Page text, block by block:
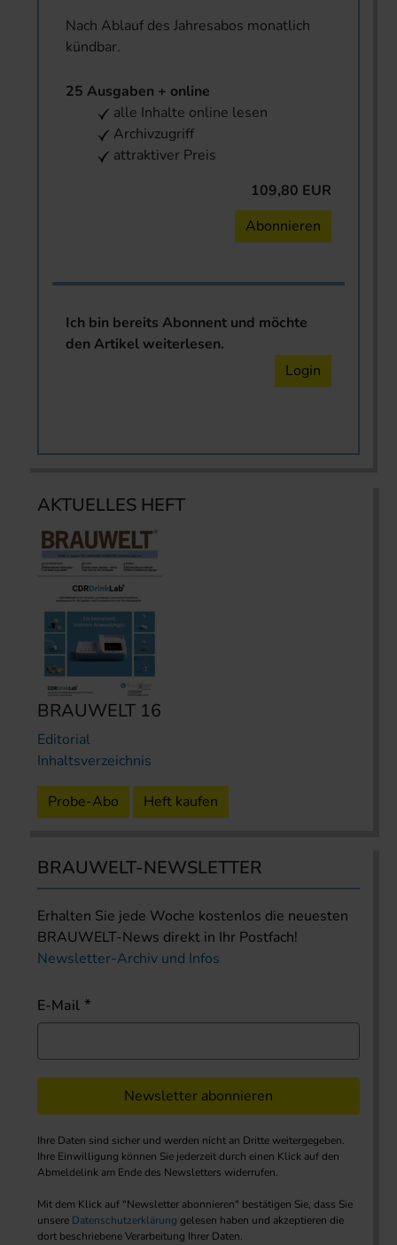
Nach Ablauf des Jahresabos monatlich
kündbar.
25 Ausgaben + online
alle Inhalte online lesen
Archivzugriff
attraktiver Preis
109,80 EUR
Abonnieren
Ich bin bereits Abonnent und möchte
den Artikel weiterlesen.
Login
AKTUELLES HEFT
BRAUWELT 16
Editorial
Inhaltsverzeichnis
Probe-Abo Heft kaufen
BRAUWELT-NEWSLETTER
Erhalten Sie jede Woche kostenlos die neuesten
BRAUWELT-News direkt in Ihr Postfach!
Newsletter-Archiv und Infos
E-Mail
Newsletter abonnieren
Ihre Daten sind sicher und werden nicht an Dritte weitergegeben.
Ihre Einwilligung können Sie jederzeit durch einen Klick auf den
Abmeldelink am Ende des Newsletters widerrufen.
Mit dem Klick auf "Newsletter abonnieren" bestätigen Sie, dass Sie
unsere Datenschutzerklärung gelesen haben und akzeptieren die
dort beschriebene Verarbeitung Ihrer Daten.